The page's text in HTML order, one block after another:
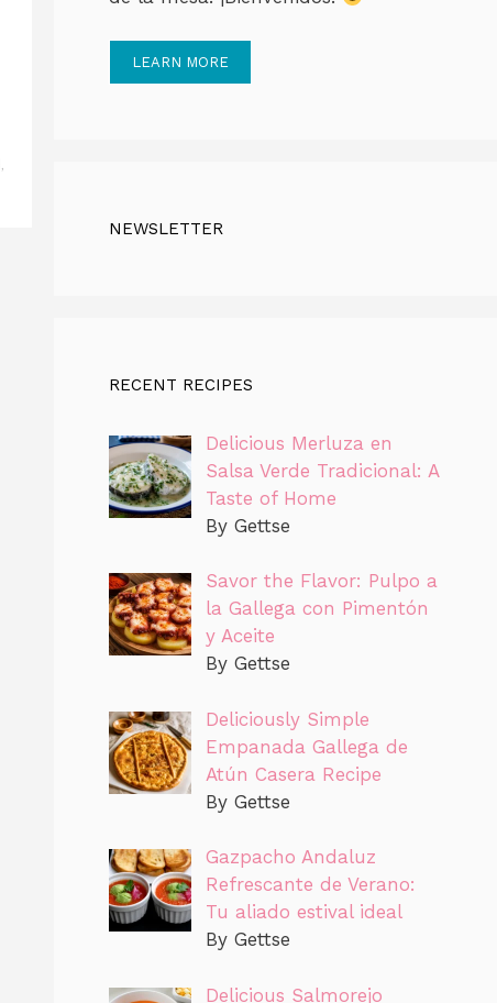
,
LEARN MORE
NEWSLETTER
RECENT RECIPES
Delicious Merluza en
Salsa Verde Tradicional: A
Taste of Home
By Gettse
Savor the Flavor: Pulpo a
la Gallega con Pimentón
y Aceite
By Gettse
Deliciously Simple
Empanada Gallega de
Atún Casera Recipe
By Gettse
Gazpacho Andaluz
Refrescante de Verano:
Tu aliado estival ideal
By Gettse
Delicious Salmorejo